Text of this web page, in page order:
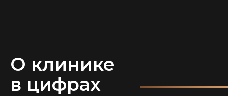
О клинике
в цифрах